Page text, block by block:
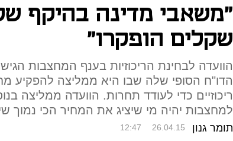
"משאבי מדינה בהיקף
שקלים הופקרו"
הוועדה לבחינת הריכוזיות בענף המחצבות
הדו"ח הסופי שלה שבו היא ממליצה להפקיע
ריכוזיים כדי לעודד תחרות. הוועדה ממליצה
למחצבות יהיה מי שיציג את המחיר הכי נמוך
תומר גנון 12:47 26.04.15